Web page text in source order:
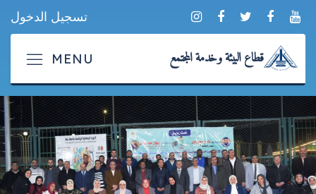
تسجيل الدخول
قطاع البيئة وخدمة المجتمع